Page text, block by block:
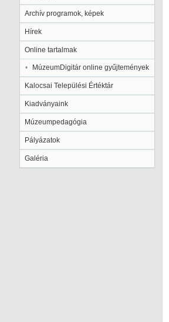
Archív programok, képek
Hírek
Online tartalmak
MúzeumDigitár online gyűjtemények
Kalocsai Települési Értéktár
Kiadványaink
Múzeumpedagógia
Pályázatok
Galéria